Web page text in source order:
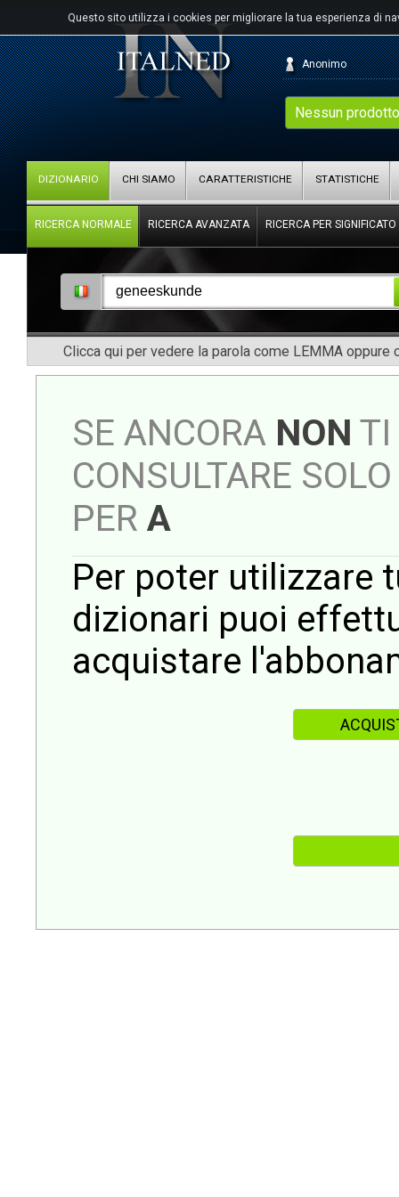
Questo sito utilizza i cookies per migliorare la tua esperienza di
Nessun
Anonimo
DIZIONARIO CHI SIAMO CARATTERISTICHE STATISTICHE
RICERCA NORMALE RICERCA AVANZATA RICERCA PER SIGNIFICATO
Clicca qui per vedere la parola come LEMMA oppure
SE ANCORA NON TI
CONSULTARE
PER A
Per poter utilizzare
dizionari puoi
acquistare